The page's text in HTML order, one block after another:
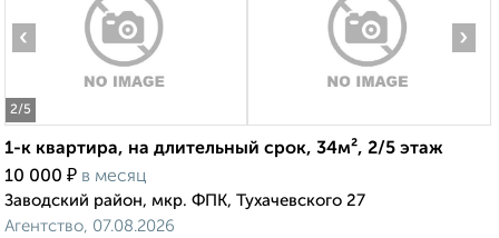
2/5
‹ ›
1-к квартира, на длительный срок, 34м², 2/5 этаж
10 000 ₽ в месяц
Заводский район, мкр. ФПК, Тухачевского 27
Агентство, 07.08.2026